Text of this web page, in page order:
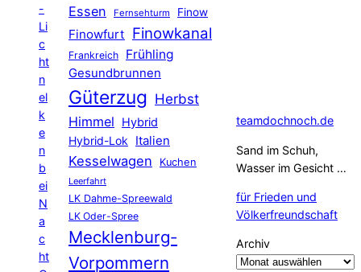
-
Li
c
ht
n
el
k
e
n
b
ei
N
a
c
ht
Essen Fernsehturm Finow
Finowfurt Finowkanal
Frankreich Frühling
Gesundbrunnen
Güterzug Herbst
Himmel
Hybrid
Hybrid-Lok Italien
Kesselwagen Kuchen
Leerfahrt
LK Dahme-Spreewald
LK Oder-Spree
Mecklenburg-
Vorpommern
teamdochnoch.de
Sand im Schuh,
Wasser im Gesicht …
für Frieden und
Völkerfreundschaft
Archiv